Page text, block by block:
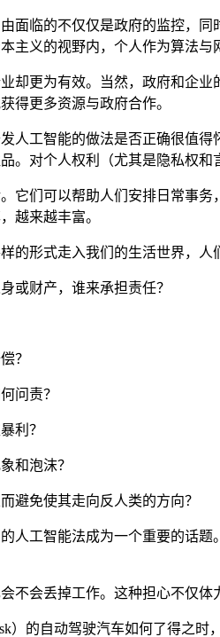
面临的不仅仅是政府的监控，
主义的视野内，个人作为算法与
却更为有效。当然，政府和企
得更多资源与政府合作。
人工智能的做法是否正确很值
。对个人权利（尤其是隐私权
它们可以帮助人们安排日常事
越来越丰富。
的形式走入我们的生活世界，人
或财产，谁来承担责任？
？
问责？
利？
和泡沫？
避免使其走向反人类的方向？
人工智能法成为一个重要的话
不会丢掉工作。这种担心不仅
）的自动驾驶汽车如何了得之